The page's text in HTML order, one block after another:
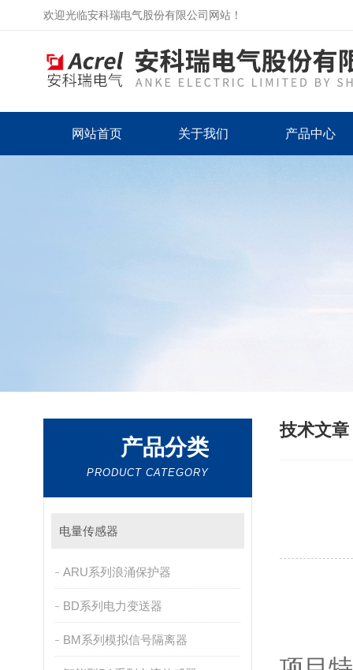
欢迎光临安科瑞电气股份有限公司网站！
网站首页 关于我们 产品中心
产品分类
PRODUCT CATEGORY
电量传感器
ARU系列浪涌保护器
BD系列电力变送器
BM系列模拟信号隔离器
技术文章